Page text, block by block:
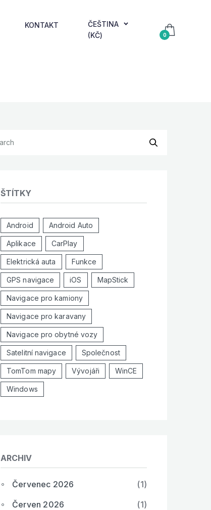
KONTAKT
ČEŠTINA
(KČ)
0
ŠTÍTKY
Android Android Auto
Aplikace CarPlay
Elektrická auta Funkce
GPS navigace iOS MapStick
Navigace pro kamiony
Navigace pro karavany
Navigace pro obytné vozy
Satelitní navigace Společnost
TomTom mapy Vývojáři WinCE
Windows
ARCHIV
Červenec 2026
(1)
Červen 2026
(1)